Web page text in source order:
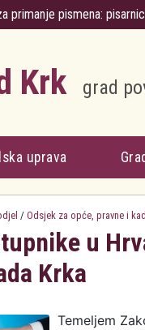
primanje pismena:
Krk grad
uprava
/ Odsjek za opće, pravne i
u
Krka
Temeljem